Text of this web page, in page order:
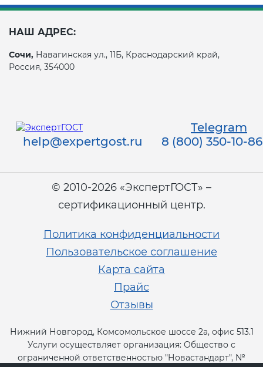
НАШ АДРЕС:
Сочи, Навагинская ул., 11Б, Краснодарский край,
Россия, 354000
Telegram
help@expertgost.ru
8 (800) 350-10-86
© 2010-2026 «ЭкспертГОСТ» –
сертификационный центр.
Политика конфиденциальности
Пользовательское соглашение
Карта сайта
Прайс
Отзывы
Нижний Новгород, Комсомольское шоссе 2а, офис 513.1
Услуги осуществляет организация: Общество с
ограниченной ответственностью "Новастандарт", №